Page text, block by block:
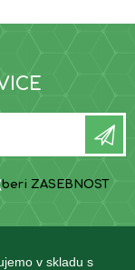
v skladu s
beri ZASEBNOST